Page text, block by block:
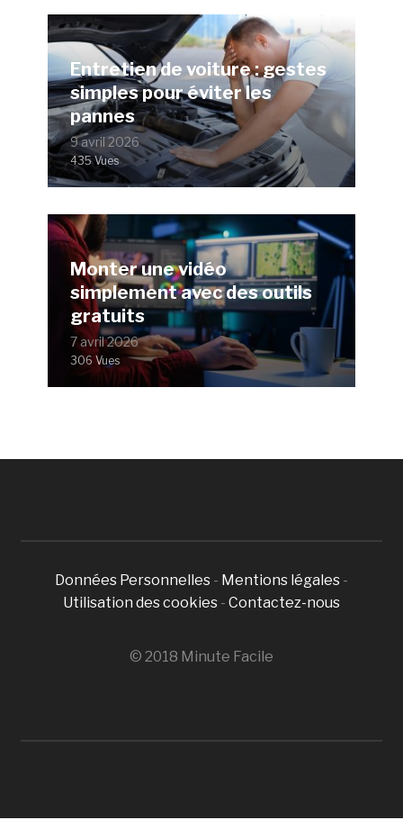
Entretien de voiture : gestes
simples pour éviter les
pannes
9 avril 2026
435 Vues
Monter une vidéo
simplement avec des outils
gratuits
7 avril 2026
306 Vues
Données Personnelles - Mentions légales -
Utilisation des cookies - Contactez-nous
© 2018 Minute Facile